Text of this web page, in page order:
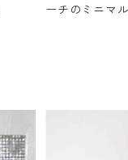
ーチのミニマ